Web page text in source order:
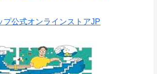
プ公式オンラインストアJP